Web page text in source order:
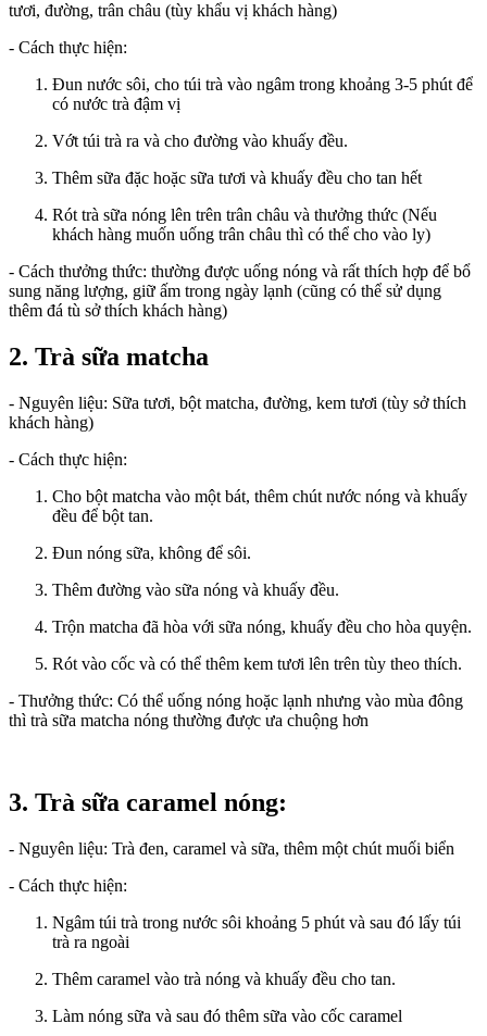
tươi, đường, trân châu (tùy khẩu vị khách hàng)
- Cách thực hiện:
Đun nước sôi, cho túi trà vào ngâm trong khoảng 3-5 phút để
có nước trà đậm vị
Vớt túi trà ra và cho đường vào khuấy đều.
Thêm sữa đặc hoặc sữa tươi và khuấy đều cho tan hết
Rót trà sữa nóng lên trên trân châu và thưởng thức (Nếu
khách hàng muốn uống trân châu thì có thể cho vào ly)
- Cách thưởng thức: thường được uống nóng và rất thích hợp để bổ
sung năng lượng, giữ ấm trong ngày lạnh (cũng có thể sử dụng
thêm đá tù sở thích khách hàng)
2. Trà sữa matcha
- Nguyên liệu: Sữa tươi, bột matcha, đường, kem tươi (tùy sở thích
khách hàng)
- Cách thực hiện:
Cho bột matcha vào một bát, thêm chút nước nóng và khuấy
đều để bột tan.
Đun nóng sữa, không để sôi.
Thêm đường vào sữa nóng và khuấy đều.
Trộn matcha đã hòa với sữa nóng, khuấy đều cho hòa quyện.
Rót vào cốc và có thể thêm kem tươi lên trên tùy theo thích.
- Thưởng thức: Có thể uống nóng hoặc lạnh nhưng vào mùa đông
thì trà sữa matcha nóng thường được ưa chuộng hơn
3. Trà sữa caramel nóng:
- Nguyên liệu: Trà đen, caramel và sữa, thêm một chút muối biển
- Cách thực hiện:
Ngâm túi trà trong nước sôi khoảng 5 phút và sau đó lấy túi
trà ra ngoài
Thêm caramel vào trà nóng và khuấy đều cho tan.
Làm nóng sữa và sau đó thêm sữa vào cốc caramel